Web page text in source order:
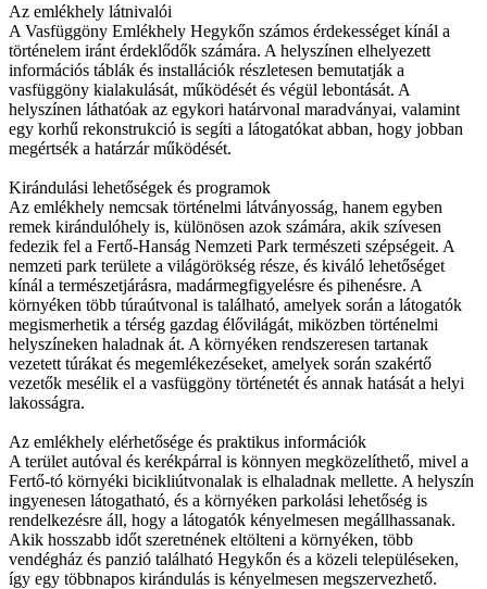
Az emlékhely látnivalói
A Vasfüggöny Emlékhely Hegykőn számos érdekességet kínál a
történelem iránt érdeklődők számára. A helyszínen elhelyezett
információs táblák és installációk részletesen bemutatják a
vasfüggöny kialakulását, működését és végül lebontását. A
helyszínen láthatóak az egykori határvonal maradványai, valamint
egy korhű rekonstrukció is segíti a látogatókat abban, hogy jobban
megértsék a határzár működését.
Kirándulási lehetőségek és programok
Az emlékhely nemcsak történelmi látványosság, hanem egyben
remek kirándulóhely is, különösen azok számára, akik szívesen
fedezik fel a Fertő-Hanság Nemzeti Park természeti szépségeit. A
nemzeti park területe a világörökség része, és kiváló lehetőséget
kínál a természetjárásra, madármegfigyelésre és pihenésre. A
környéken több túraútvonal is található, amelyek során a látogatók
megismerhetik a térség gazdag élővilágát, miközben történelmi
helyszíneken haladnak át. A környéken rendszeresen tartanak
vezetett túrákat és megemlékezéseket, amelyek során szakértő
vezetők mesélik el a vasfüggöny történetét és annak hatását a helyi
lakosságra.
Az emlékhely elérhetősége és praktikus információk
A terület autóval és kerékpárral is könnyen megközelíthető, mivel a
Fertő-tó környéki bicikliútvonalak is elhaladnak mellette. A helyszín
ingyenesen látogatható, és a környéken parkolási lehetőség is
rendelkezésre áll, hogy a látogatók kényelmesen megállhassanak.
Akik hosszabb időt szeretnének eltölteni a környéken, több
vendégház és panzió található Hegykőn és a közeli településeken,
így egy többnapos kirándulás is kényelmesen megszervezhető.